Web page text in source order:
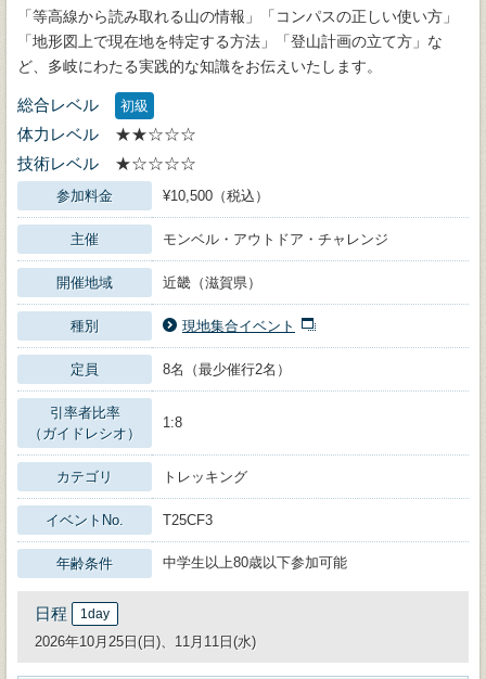
「等高線から読み取れる山の情報」「コンパスの正しい使い方」
「地形図上で現在地を特定する方法」「登山計画の立て方」な
ど、多岐にわたる実践的な知識をお伝えいたします。
総合レベル 初級
体力レベル
★★☆☆☆
技術レベル
★☆☆☆☆
参加料金 ¥10,500（税込）
主催 モンベル・アウトドア・チャレンジ
開催地域 近畿（滋賀県）
種別 現地集合イベント
定員 8名（最少催行2名）
引率者比率
（ガイドレシオ）
1:8
カテゴリ トレッキング
イベントNo. T25CF3
年齢条件 中学生以上80歳以下参加可能
日程 1day
2026年10月25日(日)、11月11日(水)